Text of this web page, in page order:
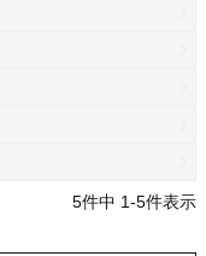
5件中 1-5件表示